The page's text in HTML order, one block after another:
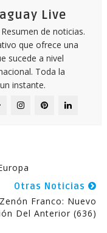
Live
de noticias.
que ofrece una
sucede a nivel
Toda la
instante.
Otras Noticias
Franco: Nuevo
Del Anterior (636)